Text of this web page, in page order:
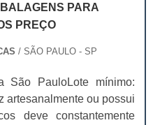
PARA
PREÇO
/ SÃO PAULO - SP
São PauloLote mínimo:
artesanalmente ou possui
deve constantemente